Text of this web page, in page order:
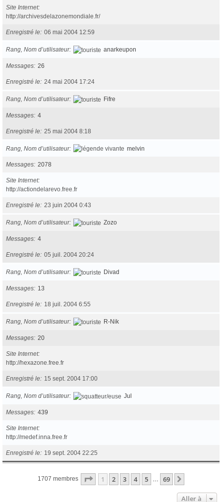
Site Internet
http://archivesdelazonemondiale.fr/
Enregistré le 06 mai 2004 12:59
Rang, Nom d’utilisateur anarkeupon
Messages 26
Enregistré le 24 mai 2004 17:24
Rang, Nom d’utilisateur Fifre
Messages 4
Enregistré le 25 mai 2004 8:18
Rang, Nom d’utilisateur melvin
Messages 2078
Site Internet
http://actiondelarevo.free.fr
Enregistré le 23 juin 2004 0:43
Rang, Nom d’utilisateur Zozo
Messages 4
Enregistré le 05 juil. 2004 20:24
Rang, Nom d’utilisateur Divad
Messages 13
Enregistré le 18 juil. 2004 6:55
Rang, Nom d’utilisateur R-Nik
Messages 20
Site Internet
http://hexazone.free.fr
Enregistré le 15 sept. 2004 17:00
Rang, Nom d’utilisateur Jul
Messages 439
Site Internet
http://medef.inna.free.fr
Enregistré le 19 sept. 2004 22:25
1707 membres Page 1sur69
1 2 3 4 5 69
Aller à